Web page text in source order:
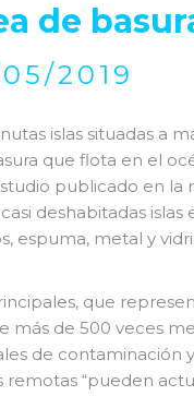
de
2019
islas situadas a
que flota en el
publicado en la
deshabitadas
espuma, metal y
que
de 500 veces
de
remotas “pueden